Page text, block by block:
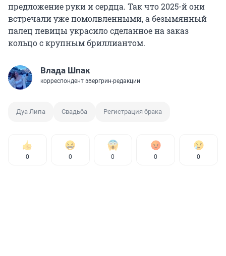
предложение руки и сердца. Так что 2025-й они
встречали уже помолвленными, а безымянный
палец певицы украсило сделанное на заказ
кольцо с крупным бриллиантом.
Влада Шпак
корреспондент эвергрин-редакции
Дуа Липа Свадьба Регистрация брака
0 0 0 0 0